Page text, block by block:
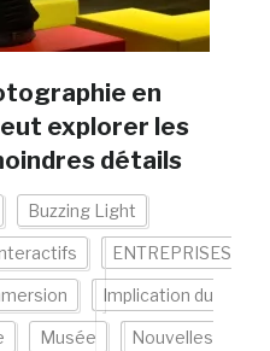
en
explorer les
détails
Buzzing Light
ENTREPRISES
Implication du
Musée Nouvelles